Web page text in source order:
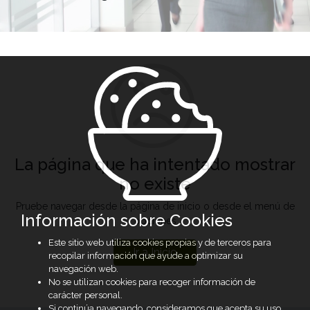
La página que ha intentado mostrar
no existe
Pruebe navegar desde la página de inicio o desde el menú de
opciones
Ir a Inicio
Información sobre Cookies
Este sitio web utiliza cookies propias y de terceros para
recopilar información que ayude a optimizar su
navegación web.
No se utilizan cookies para recoger información de
carácter personal.